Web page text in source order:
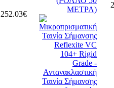
252.03€